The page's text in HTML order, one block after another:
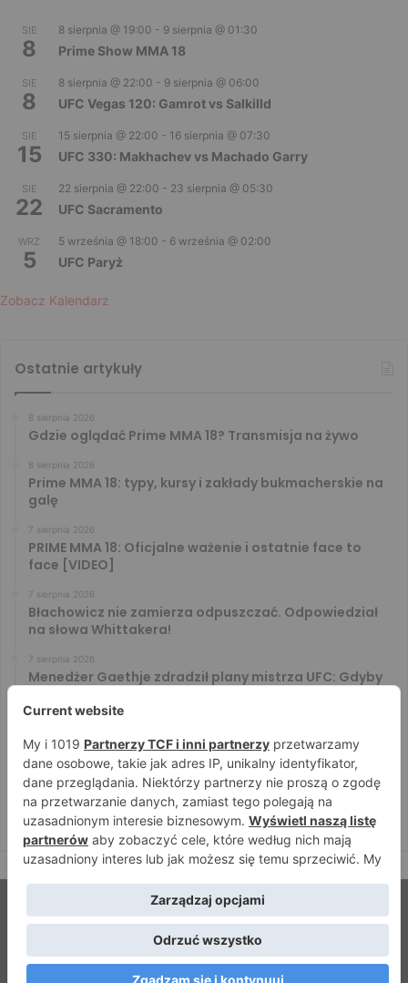
SIE
8
8 sierpnia @ 19:00 - 9 sierpnia @ 01:30
Prime Show MMA 18
SIE
8
8 sierpnia @ 22:00 - 9 sierpnia @ 06:00
UFC Vegas 120: Gamrot vs Salkilld
SIE
15
15 sierpnia @ 22:00 - 16 sierpnia @ 07:30
UFC 330: Makhachev vs Machado Garry
SIE
22
22 sierpnia @ 22:00 - 23 sierpnia @ 05:30
UFC Sacramento
WRZ
5
5 września @ 18:00 - 6 września @ 02:00
UFC Paryż
Zobacz Kalendarz
Ostatnie artykuły
8 sierpnia 2026
Gdzie oglądać Prime MMA 18? Transmisja na żywo
8 sierpnia 2026
Prime MMA 18: typy, kursy i zakłady bukmacherskie na
galę
7 sierpnia 2026
PRIME MMA 18: Oficjalne ważenie i ostatnie face to
face [VIDEO]
7 sierpnia 2026
Błachowicz nie zamierza odpuszczać. Odpowiedział
na słowa Whittakera!
7 sierpnia 2026
Menedżer Gaethje zdradził plany mistrza UFC: Gdyby
Vitalii Yakymenko będzie bronił pasa na XTB KSW 122!
Marcello Morelli przed kolejną wielką szansą
6 sierpnia 2026
Iwo Baraniewski wystąpi na UFC 331. Polak częścią
mocnej karty walk
© Strefamma.pl 2026, Wszelkie prawa zastrzeżone |
Home
Redakcja Kontakt